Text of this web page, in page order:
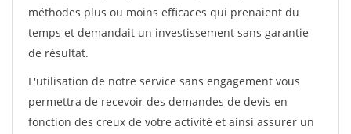
méthodes plus ou moins efficaces qui prenaient du
temps et demandait un investissement sans garantie
de résultat.
L'utilisation de notre service sans engagement vous
permettra de recevoir des demandes de devis en
fonction des creux de votre activité et ainsi assurer un